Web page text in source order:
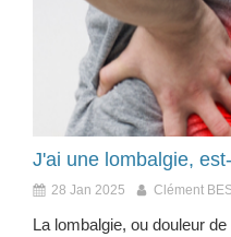
J'ai une lombalgie,
28 Jan 2025 Clément
La lombalgie, ou douleur